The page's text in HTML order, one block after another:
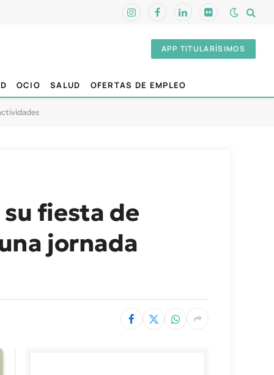
InstagramFacebookLinkedInFlickr
APP TITULARÍSIMOS
OCIO SALUD OFERTAS DE EMPLEO
fiesta de
jornada